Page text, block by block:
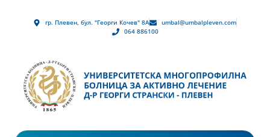
гр. Плевен, бул. "Георги Кочев" 8А
umbal@umbalpleven.com
064 886100